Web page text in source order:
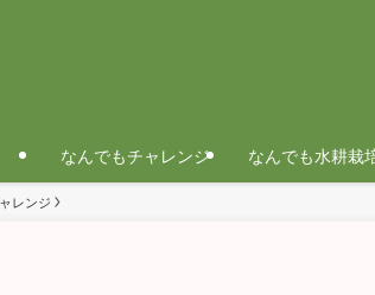
なんでもチャレンジ なんでも水耕栽
レンジ